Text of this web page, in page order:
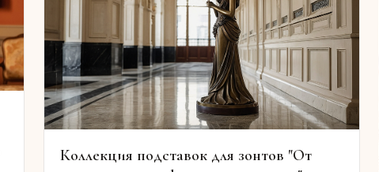
Коллекция подставок для зонтов "От